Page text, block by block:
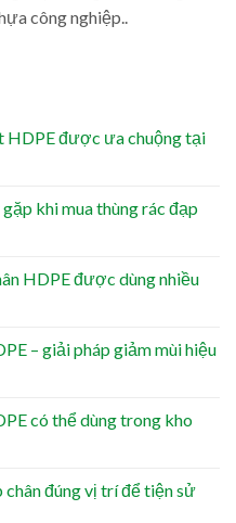
công nghiệp..
HDPE được ưa chuộng tại
khi mua thùng rác đạp
HDPE được dùng nhiều
– giải pháp giảm mùi hiệu
có thể dùng trong kho
chân đúng vị trí để tiện sử